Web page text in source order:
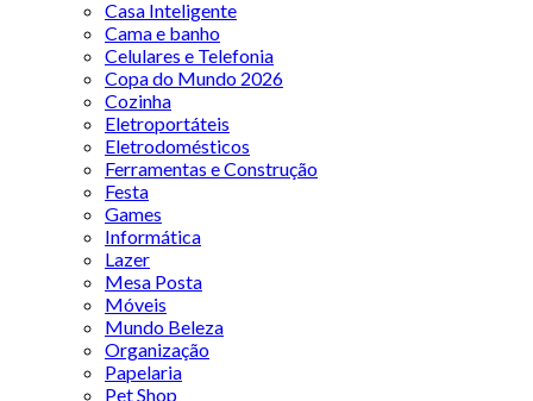
Casa Inteligente
Cama e banho
Celulares e Telefonia
Copa do Mundo 2026
Cozinha
Eletroportáteis
Eletrodomésticos
Ferramentas e Construção
Festa
Games
Informática
Lazer
Mesa Posta
Móveis
Mundo Beleza
Organização
Papelaria
Pet Shop